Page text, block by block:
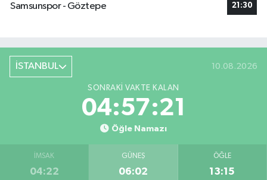
Samsunspor - Göztepe
21:30
İSTANBUL 10.08.2026
SONRAKI VAKTE KALAN
04:57:20
Öğle Namazı
İMSAK
04:22
GÜNEŞ
06:02
ÖĞLE
13:15